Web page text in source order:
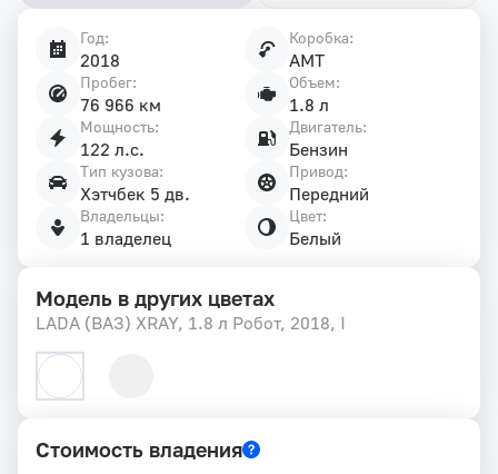
Год:
2018
Коробка:
AMT
Пробег:
76 966 км
Объем:
1.8 л
Мощность:
122 л.с.
Двигатель:
Бензин
Тип кузова:
Хэтчбек 5 дв.
Привод:
Передний
Владельцы:
1 владелец
Цвет:
Белый
Модель в других цветах
LADA (ВАЗ) XRAY, 1.8 л Робот, 2018, I
Стоимость владения